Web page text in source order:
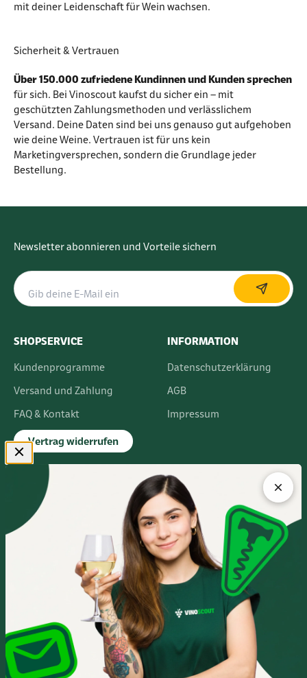
mit deiner Leidenschaft für Wein wachsen.
Sicherheit & Vertrauen
Über 150.000 zufriedene Kundinnen und Kunden sprechen
für sich. Bei Vinoscout kaufst du sicher ein – mit
geschützten Zahlungsmethoden und verlässlichem
Versand. Deine Daten sind bei uns genauso gut aufgehoben
wie deine Weine. Vertrauen ist für uns kein
Marketingversprechen, sondern die Grundlage jeder
Bestellung.
Newsletter abonnieren und Vorteile sichern
SHOPSERVICE
Kundenprogramme
Versand und Zahlung
FAQ & Kontakt
Vertrag widerrufen
INFORMATION
Datenschutzerklärung
AGB
Impressum
FLAGSHIPSTORE
Albert-Einstein-Ring 24
14532 Kleinmachnow bei Berlin
Im Europarc Dreilinden
030 - 585 84 59 0
Mo.- Fr. 10:00 - 19:00 Uhr
Sa. 10:00 - 16:00 Uhr
Anfahrtsbeschreibung